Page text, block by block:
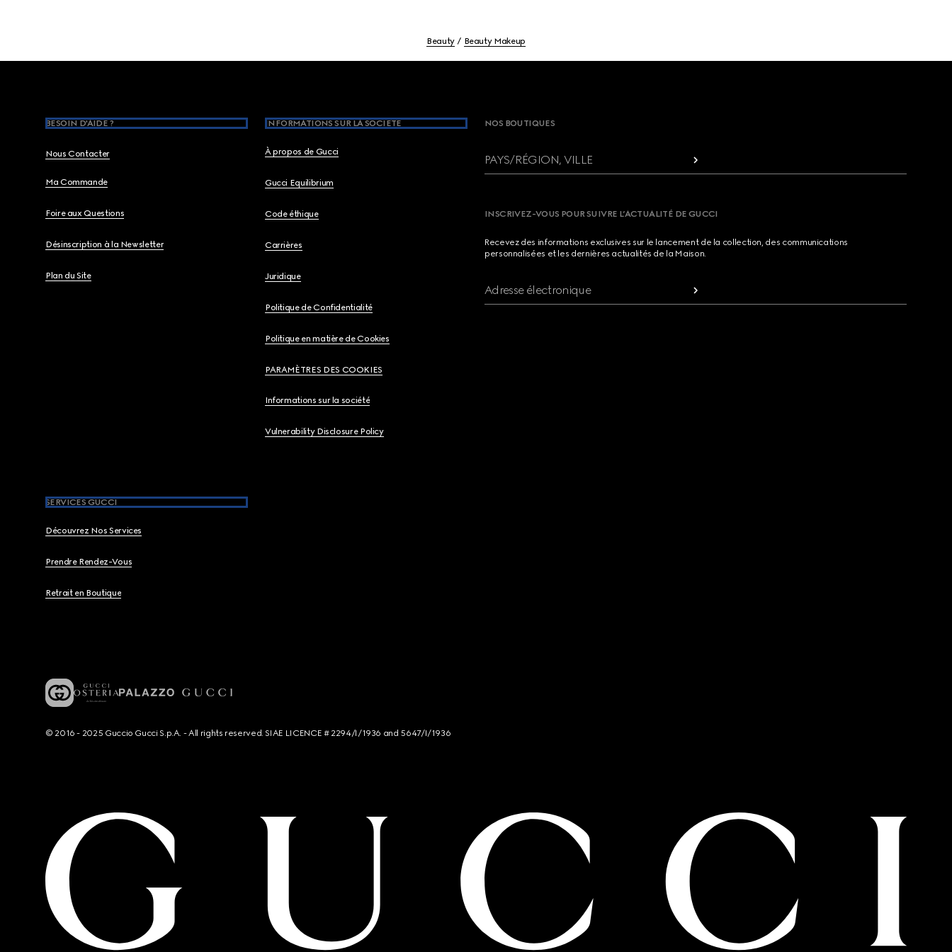
Beauty Beauty Makeup
BESOIN D'AIDE ?
Nous Contacter
Ma Commande
Foire aux Questions
Désinscription à la Newsletter
Plan du Site
INFORMATIONS SUR LA SOCIETE
À propos de Gucci
Gucci Equilibrium
Code éthique
Carrières
Juridique
Politique de Confidentialité
Politique en matière de Cookies
PARAMÈTRES DES COOKIES
Informations sur la société
Vulnerability Disclosure Policy
SERVICES GUCCI
Découvrez Nos Services
Prendre Rendez-Vous
Retrait en Boutique
NOS BOUTIQUES
PAYS/RÉGION, VILLE
INSCRIVEZ-VOUS POUR SUIVRE L’ACTUALITÉ DE GUCCI
Recevez des informations exclusives sur le lancement de la collection, des communications
personnalisées et les dernières actualités de la Maison.
Adresse électronique
© 2016 - 2025 Guccio Gucci S.p.A. - All rights reserved. SIAE LICENCE # 2294/I/1936 and 5647/I/1936